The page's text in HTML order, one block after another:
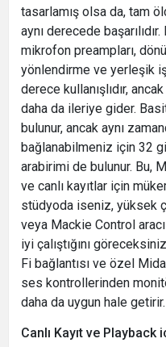
tasarlamış olsa da, tam
aynı derecede
mikrofon preampları,
yönlendirme ve yerleşik
derece kullanışlıdır,
daha da ileriye gider.
bulunur, ancak aynı
bağlanabilmeniz için 32
arabirimi de bulunur. Bu,
ve canlı kayıtlar için
stüdyoda iseniz, yüksek
veya Mackie Control
iyi çalıştığını
Fi bağlantısı ve özel
ses kontrollerinden
daha da uygun hale getirir.
Canlı Kayıt ve Playback